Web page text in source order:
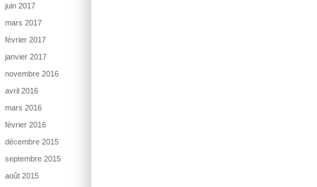
juin 2017
mars 2017
février 2017
janvier 2017
novembre 2016
avril 2016
mars 2016
février 2016
décembre 2015
septembre 2015
août 2015